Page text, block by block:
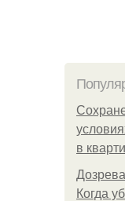
в
Когда